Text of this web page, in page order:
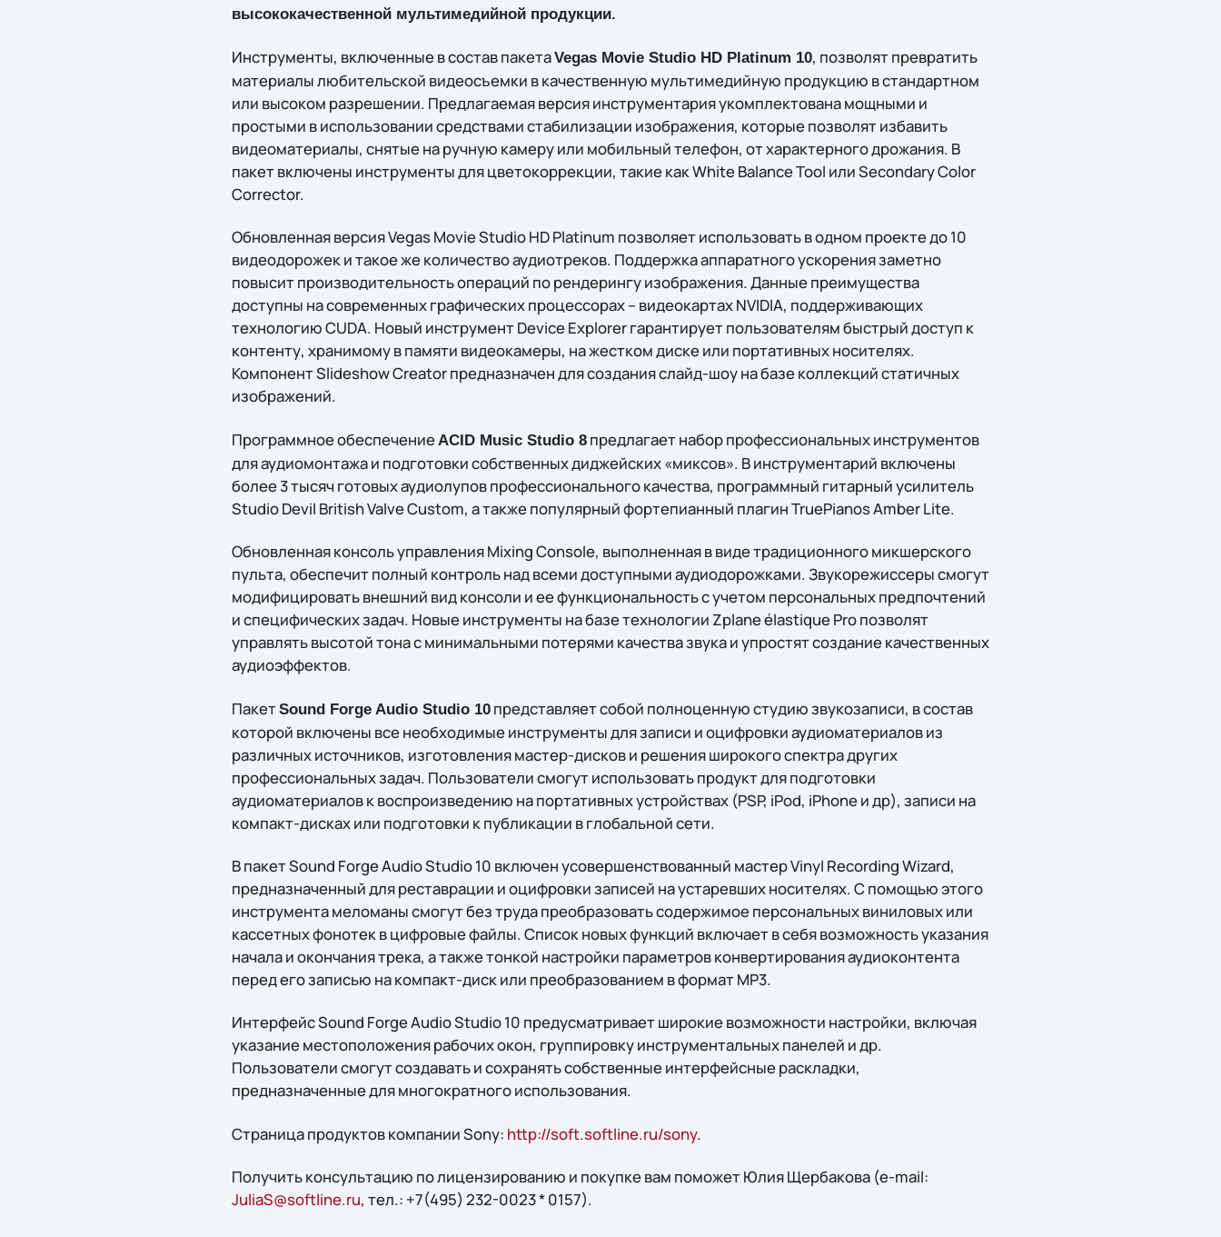
высококачественной мультимедийной продукции.
Инструменты, включенные в состав пакетаVegas Movie Studio HD Platinum 10, позволят превратить
материалы любительской видеосъемки в качественную мультимедийную продукцию в стандартном
или высоком разрешении. Предлагаемая версия инструментария укомплектована мощными и
простыми в использовании средствами стабилизации изображения, которые позволят избавить
видеоматериалы, снятые на ручную камеру или мобильный телефон, от характерного дрожания. В
пакет включены инструменты для цветокоррекции, такие как White Balance Tool или Secondary Color
Corrector.
Обновленная версия Vegas Movie Studio HD Platinum позволяет использовать в одном проекте до 10
видеодорожек и такое же количество аудиотреков. Поддержка аппаратного ускорения заметно
повысит производительность операций по рендерингу изображения. Данные преимущества
доступны на современных графических процессорах – видеокартах NVIDIA, поддерживающих
технологию CUDA. Новый инструмент Device Explorer гарантирует пользователям быстрый доступ к
контенту, хранимому в памяти видеокамеры, на жестком диске или портативных носителях.
Компонент Slideshow Creator предназначен для создания слайд-шоу на базе коллекций статичных
изображений.
Программное обеспечениеACID Music Studio 8предлагает набор профессиональных инструментов
для аудиомонтажа и подготовки собственных диджейских «миксов». В инструментарий включены
более 3 тысяч готовых аудиолупов профессионального качества, программный гитарный усилитель
Studio Devil British Valve Custom, а также популярный фортепианный плагин TruePianos Amber Lite.
Обновленная консоль управления Mixing Console, выполненная в виде традиционного микшерского
пульта, обеспечит полный контроль над всеми доступными аудиодорожками. Звукорежиссеры смогут
модифицировать внешний вид консоли и ее функциональность с учетом персональных предпочтений
и специфических задач. Новые инструменты на базе технологии Zplane élastique Pro позволят
управлять высотой тона с минимальными потерями качества звука и упростят создание качественных
аудиоэффектов.
ПакетSound Forge Audio Studio 10представляет собой полноценную студию звукозаписи, в состав
которой включены все необходимые инструменты для записи и оцифровки аудиоматериалов из
различных источников, изготовления мастер-дисков и решения широкого спектра других
профессиональных задач. Пользователи смогут использовать продукт для подготовки
аудиоматериалов к воспроизведению на портативных устройствах (PSP, iPod, iPhone и др), записи на
компакт-дисках или подготовки к публикации в глобальной сети.
В пакет Sound Forge Audio Studio 10 включен усовершенствованный мастер Vinyl Recording Wizard,
предназначенный для реставрации и оцифровки записей на устаревших носителях. С помощью этого
инструмента меломаны смогут без труда преобразовать содержимое персональных виниловых или
кассетных фонотек в цифровые файлы. Список новых функций включает в себя возможность указания
начала и окончания трека, а также тонкой настройки параметров конвертирования аудиоконтента
перед его записью на компакт-диск или преобразованием в формат MP3.
Интерфейс Sound Forge Audio Studio 10 предусматривает широкие возможности настройки, включая
указание местоположения рабочих окон, группировку инструментальных панелей и др.
Пользователи смогут создавать и сохранять собственные интерфейсные раскладки,
предназначенные для многократного использования.
Страница продуктов компании Sony: http://soft.softline.ru/sony.
Получить конcультацию по лицензированию и покупке вам поможет Юлия Щербакова (e-mail:
JuliaS@softline.ru, тел.: +7(495) 232-0023 * 0157).